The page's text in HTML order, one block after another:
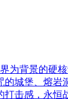
为背景的硬
城堡、熔
击感，永